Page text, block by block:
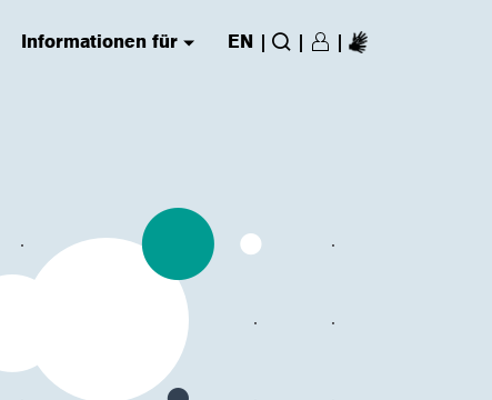
Informationen für
(has submenu) EN | Suche
| Login/Register
|